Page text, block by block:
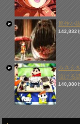
原作小
142,832
みさえ
泣ける
140,880